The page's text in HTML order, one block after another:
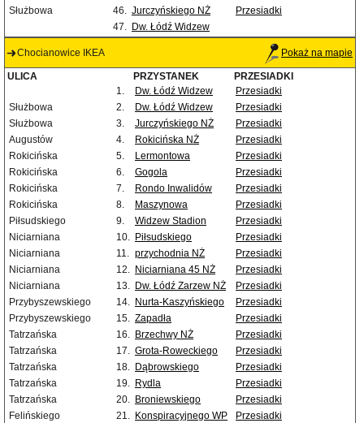
Służbowa
46. Jurczyńskiego NŻ
Przesiadki
47. Dw. Łódź Widzew
Chocianowice IKEA Pokaż na mapie
ULICA PRZYSTANEK
PRZESIADKI
1.
Dw. Łódź Widzew
Przesiadki
Służbowa
2. Dw. Łódź Widzew
Przesiadki
Służbowa
3. Jurczyńskiego NŻ
Przesiadki
Augustów
4. Rokicińska NŻ
Przesiadki
Rokicińska
5. Lermontowa
Przesiadki
Rokicińska
6. Gogola
Przesiadki
Rokicińska
7. Rondo Inwalidów
Przesiadki
Rokicińska
8. Maszynowa
Przesiadki
Piłsudskiego
9. Widzew Stadion
Przesiadki
Niciarniana
10. Piłsudskiego
Przesiadki
Niciarniana
11. przychodnia NŻ
Przesiadki
Niciarniana
12. Niciarniana 45 NŻ
Przesiadki
Niciarniana
13. Dw. Łódź Zarzew NŻ
Przesiadki
Przybyszewskiego
14. Nurta-Kaszyńskiego
Przesiadki
Przybyszewskiego
15. Zapadła
Przesiadki
Tatrzańska
16. Brzechwy NŻ
Przesiadki
Tatrzańska
17. Grota-Roweckiego
Przesiadki
Tatrzańska
18. Dąbrowskiego
Przesiadki
Tatrzańska
19. Rydla
Przesiadki
Tatrzańska
20. Broniewskiego
Przesiadki
Felińskiego
21. Konspiracyjnego WP
Przesiadki